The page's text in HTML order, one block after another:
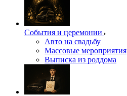
События и церемонии
Авто на свадьбу
Массовые мероприятия
Выписка из роддома